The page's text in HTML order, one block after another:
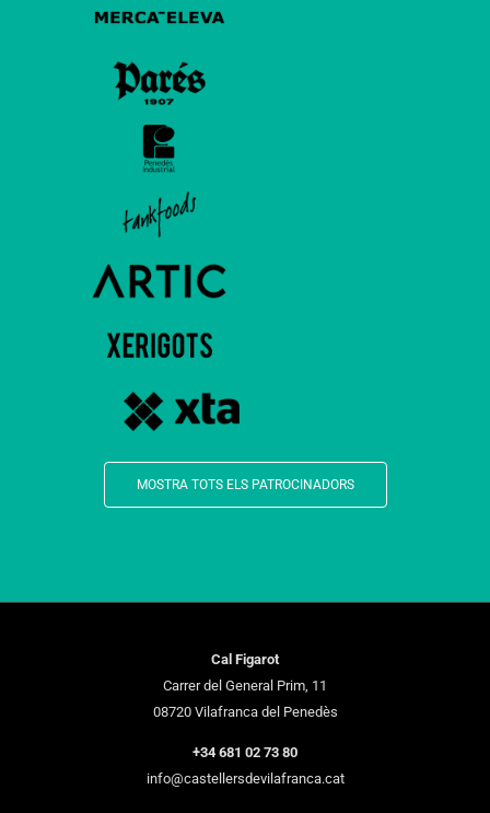
MOSTRA TOTS ELS PATROCINADORS
Cal Figarot
Carrer del General Prim, 11
08720 Vilafranca del Penedès
+34 681 02 73 80
info@castellersdevilafranca.cat